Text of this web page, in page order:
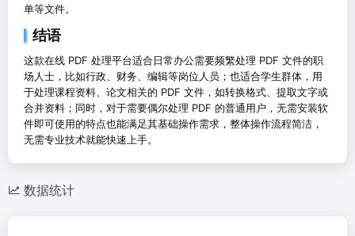
单等文件。
结语
这款在线 PDF 处理平台适合日常办公需要频繁处理 PDF 文件的职
场人士，比如行政、财务、编辑等岗位人员；也适合学生群体，用
于处理课程资料、论文相关的 PDF 文件，如转换格式、提取文字或
合并资料；同时，对于需要偶尔处理 PDF 的普通用户，无需安装软
件即可使用的特点也能满足其基础操作需求，整体操作流程简洁，
无需专业技术就能快速上手。
数据统计